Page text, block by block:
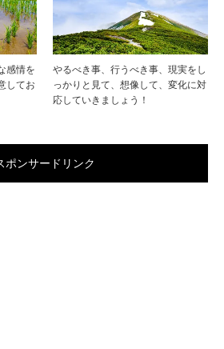
感情を
してお
やるべき事、行うべき事、現実をし
っかりと見て、想像して、変化に対
応していきましょう！
ポンサードリンク